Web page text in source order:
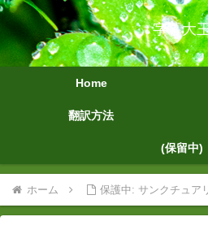
字幕大
Home
翻訳方法
(保留中)
ホーム 保護中: サンクチュア